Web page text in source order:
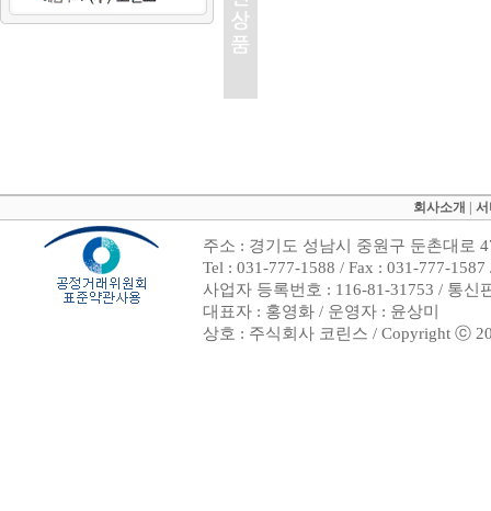
회사소개
주소 : 경기도 성남시 중원구 둔촌대로
Tel : 031-777-1588 / Fax : 031-777-
사업자 등록번호 : 116-81-31753 / 통신
대표자 : 홍영화 / 운영자 : 윤상미
상호 : 주식회사 코린스 / Copyright ⓒ